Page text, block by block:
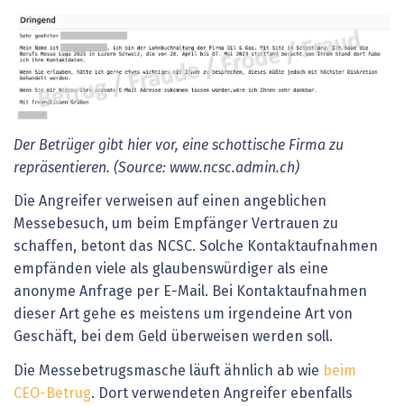
Der Betrüger gibt hier vor, eine schottische Firma zu
repräsentieren. (Source: www.ncsc.admin.ch)
Die Angreifer verweisen auf einen angeblichen
Messebesuch, um beim Empfänger Vertrauen zu
schaffen, betont das NCSC. Solche Kontaktaufnahmen
empfänden viele als glaubenswürdiger als eine
anonyme Anfrage per E-Mail. Bei Kontaktaufnahmen
dieser Art gehe es meistens um irgendeine Art von
Geschäft, bei dem Geld überweisen werden soll.
Die Messebetrugsmasche läuft ähnlich ab wie beim
CEO-Betrug. Dort verwendeten Angreifer ebenfalls